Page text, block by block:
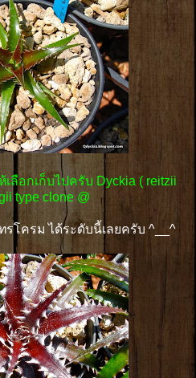
ลือกเก็บไปครับ Dyckia ( reitzii
type clone @
โครม ได้ระดับนี้เลยครับ ^__^